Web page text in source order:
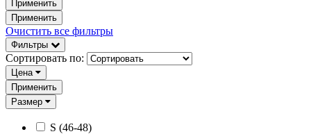
Применить
Применить
Очистить все фильтры
Фильтры
Сортировать по:
Цена
Применить
Размер
S (46-48)